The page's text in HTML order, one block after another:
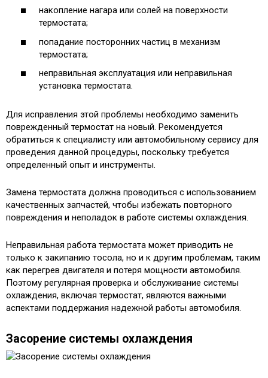
накопление нагара или солей на поверхности
термостата;
попадание посторонних частиц в механизм
термостата;
неправильная эксплуатация или неправильная
установка термостата.
Для исправления этой проблемы необходимо заменить
поврежденный термостат на новый. Рекомендуется
обратиться к специалисту или автомобильному сервису для
проведения данной процедуры, поскольку требуется
определенный опыт и инструменты.
Замена термостата должна проводиться с использованием
качественных запчастей, чтобы избежать повторного
повреждения и неполадок в работе системы охлаждения.
Неправильная работа термостата может приводить не
только к закипанию тосола, но и к другим проблемам, таким
как перегрев двигателя и потеря мощности автомобиля.
Поэтому регулярная проверка и обслуживание системы
охлаждения, включая термостат, являются важными
аспектами поддержания надежной работы автомобиля.
Засорение системы охлаждения